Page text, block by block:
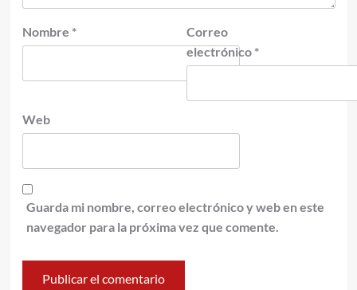
Nombre *
Correo
electrónico *
Web
Guarda mi nombre, correo electrónico y web en este
navegador para la próxima vez que comente.